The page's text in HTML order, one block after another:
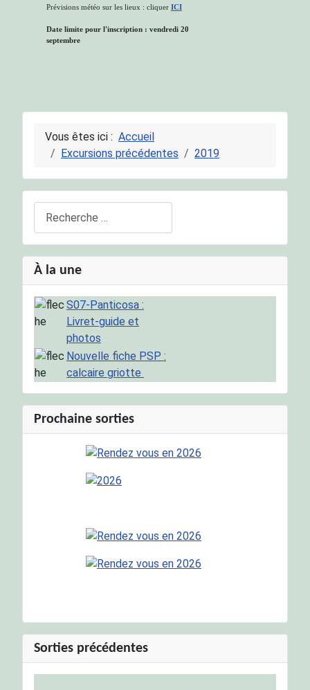
Prévisions météo sur les lieux : cliquer ICI
Date limite pour l'inscription : vendredi 20
septembre
Vous êtes ici : Accueil
Excursions précédentes
2019
À la une
S07-Panticosa :
Livret-guide et
photos
Nouvelle fiche PSP :
calcaire griotte
Prochaine sorties
Sorties précédentes